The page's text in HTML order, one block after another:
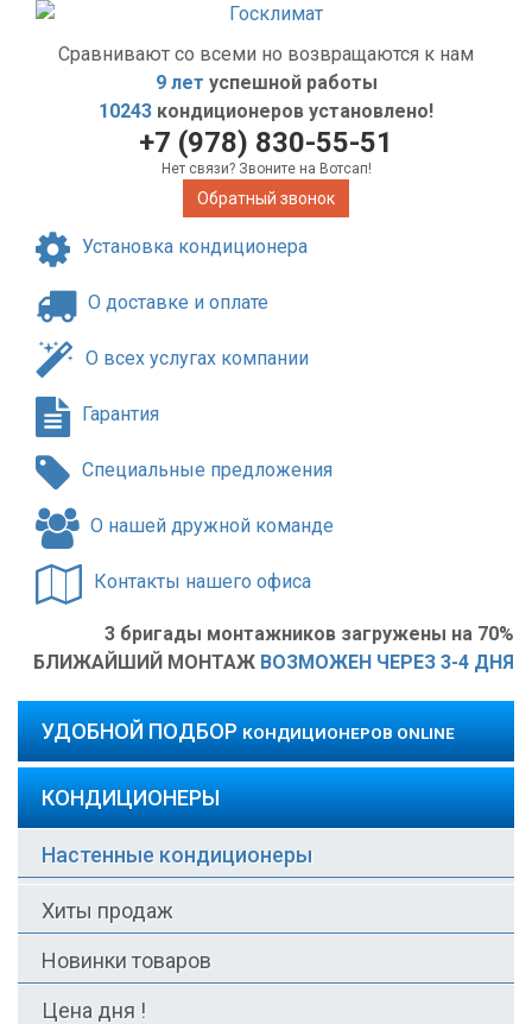
Сравнивают со всеми но возвращаются к нам
9 лет успешной работы
10243 кондиционеров установлено!
+7 (978) 830-55-51
Нет связи? Звоните на Вотсап!
Обратный звонок
Установка кондиционера
О доставке и оплате
О всех услугах компании
Гарантия
Специальные предложения
О нашей дружной команде
Контакты нашего офиса
3 бригады монтажников загружены на 70%
БЛИЖАЙШИЙ МОНТАЖ ВОЗМОЖЕН ЧЕРЕЗ 3-4 ДНЯ
УДОБНОЙ ПОДБОР КОНДИЦИОНЕРОВ ONLINE
КОНДИЦИОНЕРЫ
Настенные кондиционеры
Хиты продаж
Новинки товаров
Цена дня !